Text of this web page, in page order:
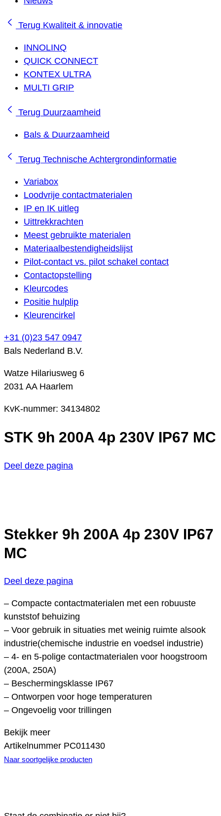
Terug Kwaliteit & innovatie
INNOLINQ
QUICK CONNECT
KONTEX ULTRA
MULTI GRIP
Terug Duurzaamheid
Bals & Duurzaamheid
Terug Technische Achtergrondinformatie
Variabox
Loodvrije contactmaterialen
IP en IK uitleg
Uittrekkrachten
Meest gebruikte materialen
Materiaalbestendigheidslijst
Pilot-contact vs. pilot schakel contact
Contactopstelling
Kleurcodes
Positie hulplip
Kleurencirkel
+31 (0)23 547 0947
Bals Nederland B.V.
Watze Hilariusweg 6
2031 AA Haarlem
KvK-nummer: 34134802
STK 9h 200A 4p 230V IP67 MC
Deel deze pagina
Stekker 9h 200A 4p 230V IP67
MC
Deel deze pagina
– Compacte contactmaterialen met een robuuste
kunststof behuizing
– Voor gebruik in situaties met weinig ruimte alsook
industrie(chemische industrie en voedsel industrie)
– 4- en 5-polige contactmaterialen voor hoogstroom
(200A, 250A)
– Beschermingsklasse IP67
– Ontworpen voor hoge temperaturen
– Ongevoelig voor trillingen
Bekijk meer
Artikelnummer PC011430
Naar soortgelijke producten